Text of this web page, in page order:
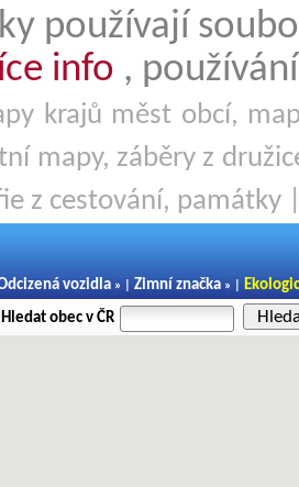
používají
info ,
krajů měst obcí,
mapy, záběry z
z cestování, památky
vozidla » | Zimní značka » |
Hledat obec v ČR